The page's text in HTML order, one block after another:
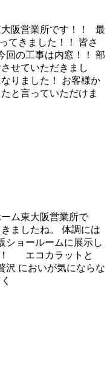
大阪営業所です！！ 最
てきました！！ 皆さ
回の工事は内窓！！ 部
せていただきまし
りました！ お客様か
と言っていただけま
ム東大阪営業所で
ましたね。 体調には
ョールームに展示し
！ エコカラットと
沢 においが気にならな